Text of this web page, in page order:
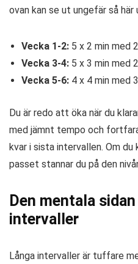
ovan kan se ut ungefär så
Vecka 1-2: 5 x 2 min med
Vecka 3-4: 5 x 3 min med
Vecka 5-6: 4 x 4 min med
Du är redo att öka när du
med jämnt tempo och
kvar i sista intervallen. Om
passet stannar du på den
Den mentala
intervaller
Långa intervaller är tuffare